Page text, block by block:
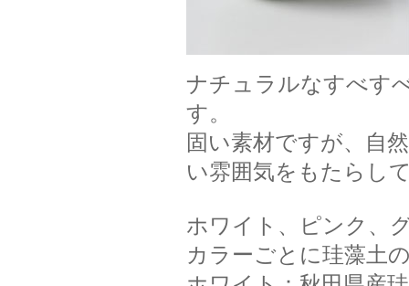
ナチュラルなすべす
す。
固い素材ですが、自
い雰囲気をもたらし
ホワイト、ピンク、
カラーごとに珪藻土